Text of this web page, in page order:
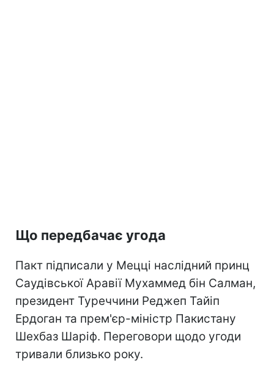
Що передбачає угода
Пакт підписали у Мецці наслідний принц
Саудівської Аравії Мухаммед бін Салман,
президент Туреччини Реджеп Тайіп
Ердоган та прем'єр-міністр Пакистану
Шехбаз Шаріф. Переговори щодо угоди
тривали близько року.